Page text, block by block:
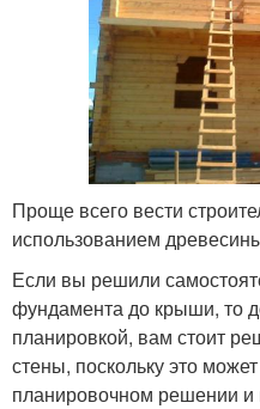
Проще всего вести
использованием
Если вы решили
фундамента до крыши, то
планировкой, вам стоит
стены, поскольку это
планировочном решении и